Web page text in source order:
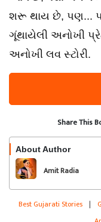
શરૂ થાય છે, પણ...
ગૂંથાયેલી અનોખી
અનોખી લવ સ્ટોરી.
Share This
About Author
Amit Radia
Best Gujarati Stories |